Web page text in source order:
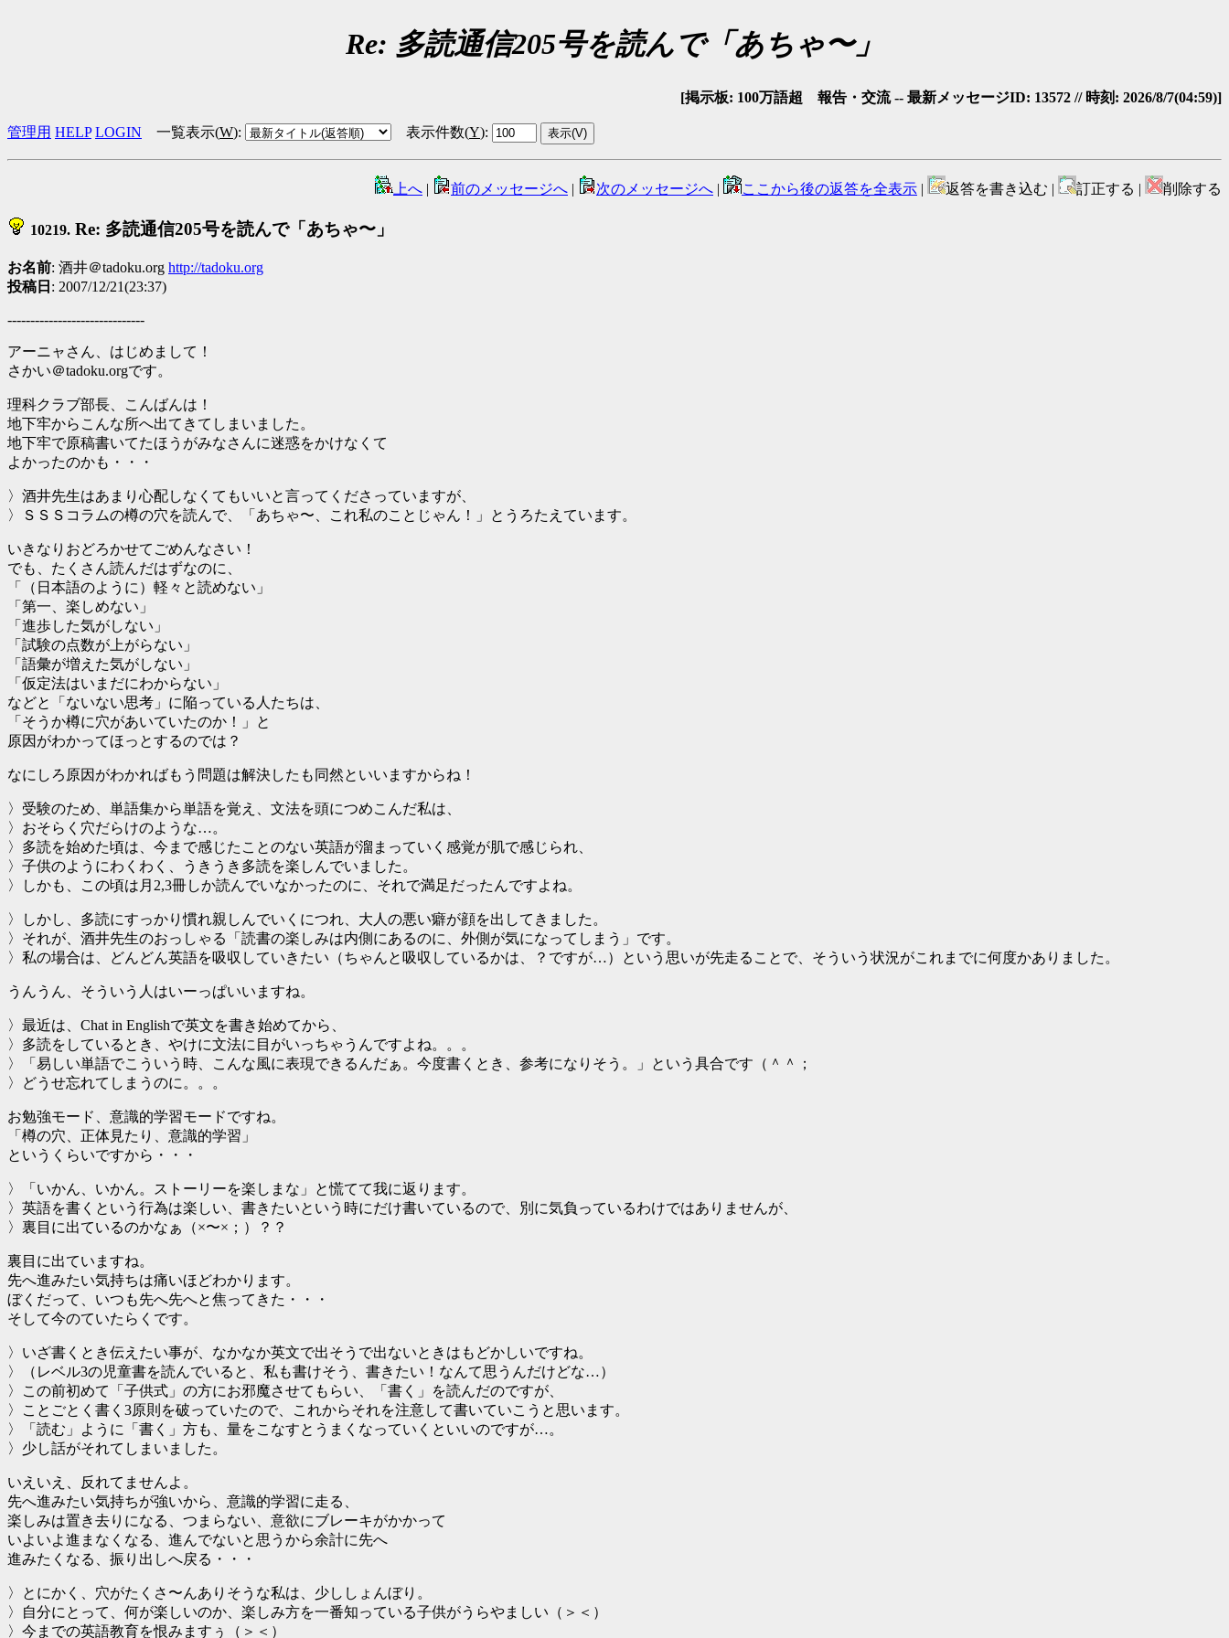
Re: 多読通信205号を読んで「あちゃ〜」
[掲示板: 100万語超 報告・交流 -- 最新メッセージID: 13572 // 時刻: 2026/8/7(04:59)]
管理用 HELP LOGIN 一覧表示(W): 表示件数(Y):
上へ | 前のメッセージへ | 次のメッセージへ | ここから後の返答を全表示 | 返答を書き込む | 訂正する | 削除する
10219. Re: 多読通信205号を読んで「あちゃ〜」
お名前: 酒井＠tadoku.org http://tadoku.org
投稿日 : 2007/12/21(23:37)
------------------------------
アーニャさん、はじめまして！
さかい＠tadoku.orgです。
理科クラブ部長、こんばんは！
地下牢からこんな所へ出てきてしまいました。
地下牢で原稿書いてたほうがみなさんに迷惑をかけなくて
よかったのかも・・・
〉酒井先生はあまり心配しなくてもいいと言ってくださっていますが、
〉ＳＳＳコラムの樽の穴を読んで、「あちゃ〜、これ私のことじゃん！」とうろたえています。
いきなりおどろかせてごめんなさい！
でも、たくさん読んだはずなのに、
「（日本語のように）軽々と読めない」
「第一、楽しめない」
「進歩した気がしない」
「試験の点数が上がらない」
「語彙が増えた気がしない」
「仮定法はいまだにわからない」
などと「ないない思考」に陥っている人たちは、
「そうか樽に穴があいていたのか！」と
原因がわかってほっとするのでは？
なにしろ原因がわかればもう問題は解決したも同然といいますからね！
〉受験のため、単語集から単語を覚え、文法を頭につめこんだ私は、
〉おそらく穴だらけのような…。
〉多読を始めた頃は、今まで感じたことのない英語が溜まっていく感覚が肌で感じられ、
〉子供のようにわくわく、うきうき多読を楽しんでいました。
〉しかも、この頃は月2,3冊しか読んでいなかったのに、それで満足だったんですよね。
〉しかし、多読にすっかり慣れ親しんでいくにつれ、大人の悪い癖が顔を出してきました。
〉それが、酒井先生のおっしゃる「読書の楽しみは内側にあるのに、外側が気になってしまう」です。
〉私の場合は、どんどん英語を吸収していきたい（ちゃんと吸収しているかは、？ですが…）という思いが先走ることで、そういう状況がこれまでに何度かありました。
うんうん、そういう人はいーっぱいいますね。
〉最近は、Chat in Englishで英文を書き始めてから、
〉多読をしているとき、やけに文法に目がいっちゃうんですよね。。。
〉「易しい単語でこういう時、こんな風に表現できるんだぁ。今度書くとき、参考になりそう。」という具合です（＾＾；
〉どうせ忘れてしまうのに。。。
お勉強モード、意識的学習モードですね。
「樽の穴、正体見たり、意識的学習」
というくらいですから・・・
〉「いかん、いかん。ストーリーを楽しまな」と慌てて我に返ります。
〉英語を書くという行為は楽しい、書きたいという時にだけ書いているので、別に気負っているわけではありませんが、
〉裏目に出ているのかなぁ（×〜×；）？？
裏目に出ていますね。
先へ進みたい気持ちは痛いほどわかります。
ぼくだって、いつも先へ先へと焦ってきた・・・
そして今のていたらくです。
〉いざ書くとき伝えたい事が、なかなか英文で出そうで出ないときはもどかしいですね。
〉（レベル3の児童書を読んでいると、私も書けそう、書きたい！なんて思うんだけどな…）
〉この前初めて「子供式」の方にお邪魔させてもらい、「書く」を読んだのですが、
〉ことごとく書く3原則を破っていたので、これからそれを注意して書いていこうと思います。
〉「読む」ように「書く」方も、量をこなすとうまくなっていくといいのですが…。
〉少し話がそれてしまいました。
いえいえ、反れてませんよ。
先へ進みたい気持ちが強いから、意識的学習に走る、
楽しみは置き去りになる、つまらない、意欲にブレーキがかかって
いよいよ進まなくなる、進んでないと思うから余計に先へ
進みたくなる、振り出しへ戻る・・・
〉とにかく、穴がたくさ〜んありそうな私は、少ししょんぼり。
〉自分にとって、何が楽しいのか、楽しみ方を一番知っている子供がうらやましい（＞＜）
〉今までの英語教育を恨みますぅ（＞＜）